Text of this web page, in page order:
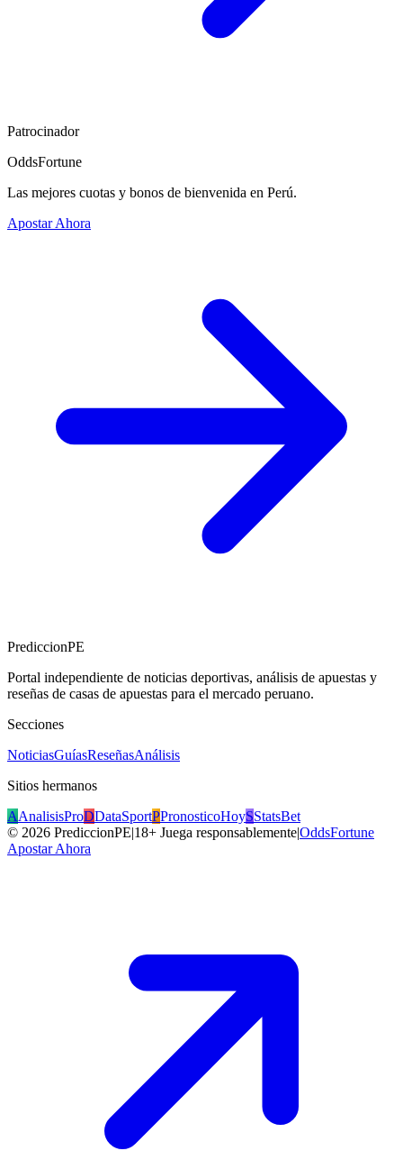
Patrocinador
OddsFortune
Las mejores cuotas y bonos de bienvenida en Perú.
Apostar Ahora
PrediccionPE
Portal independiente de noticias deportivas, análisis de apuestas y
reseñas de casas de apuestas para el mercado peruano.
Secciones
NoticiasGuíasReseñasAnálisis
Sitios hermanos
AAnalisisProDDataSportPPronosticoHoySStatsBet
© 2026 PrediccionPE|18+ Juega responsablemente|OddsFortune
Apostar Ahora